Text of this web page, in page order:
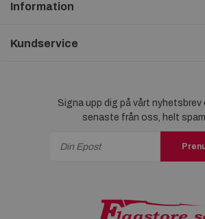
Information
Kundservice
Signa upp dig på vårt
senaste från oss, helt